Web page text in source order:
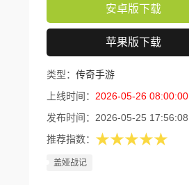
安卓版下载
苹果版下载
类型： 传奇手游
上线时间： 2026-05-26 08:00:00
发布时间： 2026-05-25 17:56:08
推荐指数： ★★★★★
盖娅战记